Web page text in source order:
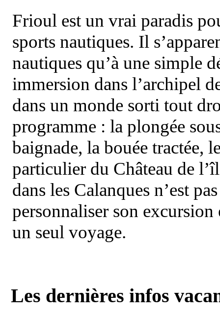
Frioul est un vrai paradis
sports nautiques. Il
nautiques qu’à une simple
immersion dans l’archipel
dans un monde sorti tout
programme : la plongée
baignade, la bouée tractée,
particulier du Château de
dans les Calanques n’est
personnaliser son
un seul voyage.
Les dernières infos